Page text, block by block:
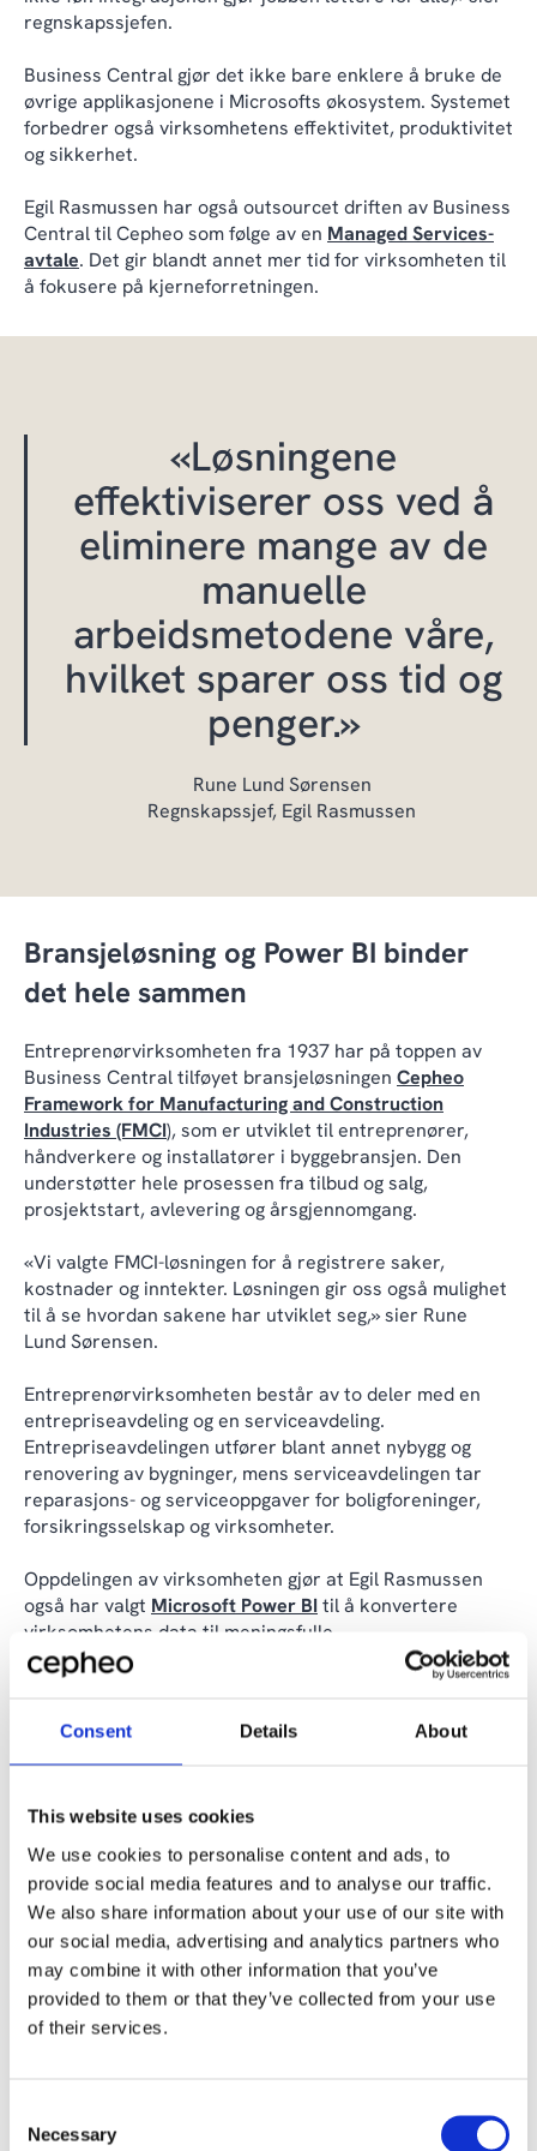
Consent Details About
This website uses cookies
We use cookies to personalise content and ads, to
provide social media features and to analyse our traffic.
We also share information about your use of our site with
our social media, advertising and analytics partners who
may combine it with other information that you’ve
provided to them or that they’ve collected from your use
of their services.
Selection
Necessary
regnskapssjefen.
Business Central gjør det ikke bare enklere å bruke de
øvrige applikasjonene i Microsofts økosystem. Systemet
forbedrer også virksomhetens effektivitet, produktivitet
og sikkerhet.
Egil Rasmussen har også outsourcet driften av Business
Central til Cepheo som følge av en Managed Services-
avtale. Det gir blandt annet mer tid for virksomheten til
å fokusere på kjerneforretningen.
«Løsningene
effektiviserer oss ved å
eliminere mange av de
manuelle
arbeidsmetodene våre,
hvilket sparer oss tid og
penger.»
Rune Lund Sørensen
Regnskapssjef, Egil Rasmussen
Bransjeløsning og Power BI binder
det hele sammen
Entreprenørvirksomheten fra 1937 har på toppen av
Business Central tilføyet bransjeløsningen Cepheo
Framework for Manufacturing and Construction
Industries (FMCI), som er utviklet til entreprenører,
håndverkere og installatører i byggebransjen. Den
understøtter hele prosessen fra tilbud og salg,
prosjektstart, avlevering og årsgjennomgang.
«Vi valgte FMCI-løsningen for å registrere saker,
kostnader og inntekter. Løsningen gir oss også mulighet
til å se hvordan sakene har utviklet seg,» sier Rune
Lund Sørensen.
Entreprenørvirksomheten består av to deler med en
entrepriseavdeling og en serviceavdeling.
Entrepriseavdelingen utfører blant annet nybygg og
renovering av bygninger, mens serviceavdelingen tar
reparasjons- og serviceoppgaver for boligforeninger,
forsikringsselskap og virksomheter.
Oppdelingen av virksomheten gjør at Egil Rasmussen
også har valgt Microsoft Power BItil å konvertere
virksomhetens data til meningsfulle
forretningsinnsikter.
avdelingene. Vi skal f. eks kunne holde styr på hva våre
stykkbetalte medarbeidere bruker på materialer
5.000 saker i året, så vi trenger etterkalkulasjon,
hvilket Power BI gir oss muligheten til,» forklarer Egil
Rasmussens regnskapssjef.
Det er ingen tvil om hva regnskapssjefen nyter mest ved
å jobbe med Power BI:
«Det smarte ved Power BI er at løsningen er bundet opp
til vårt ERP-system, så man trykker bare på en link også
Egil Rasmussen har fått en slankere